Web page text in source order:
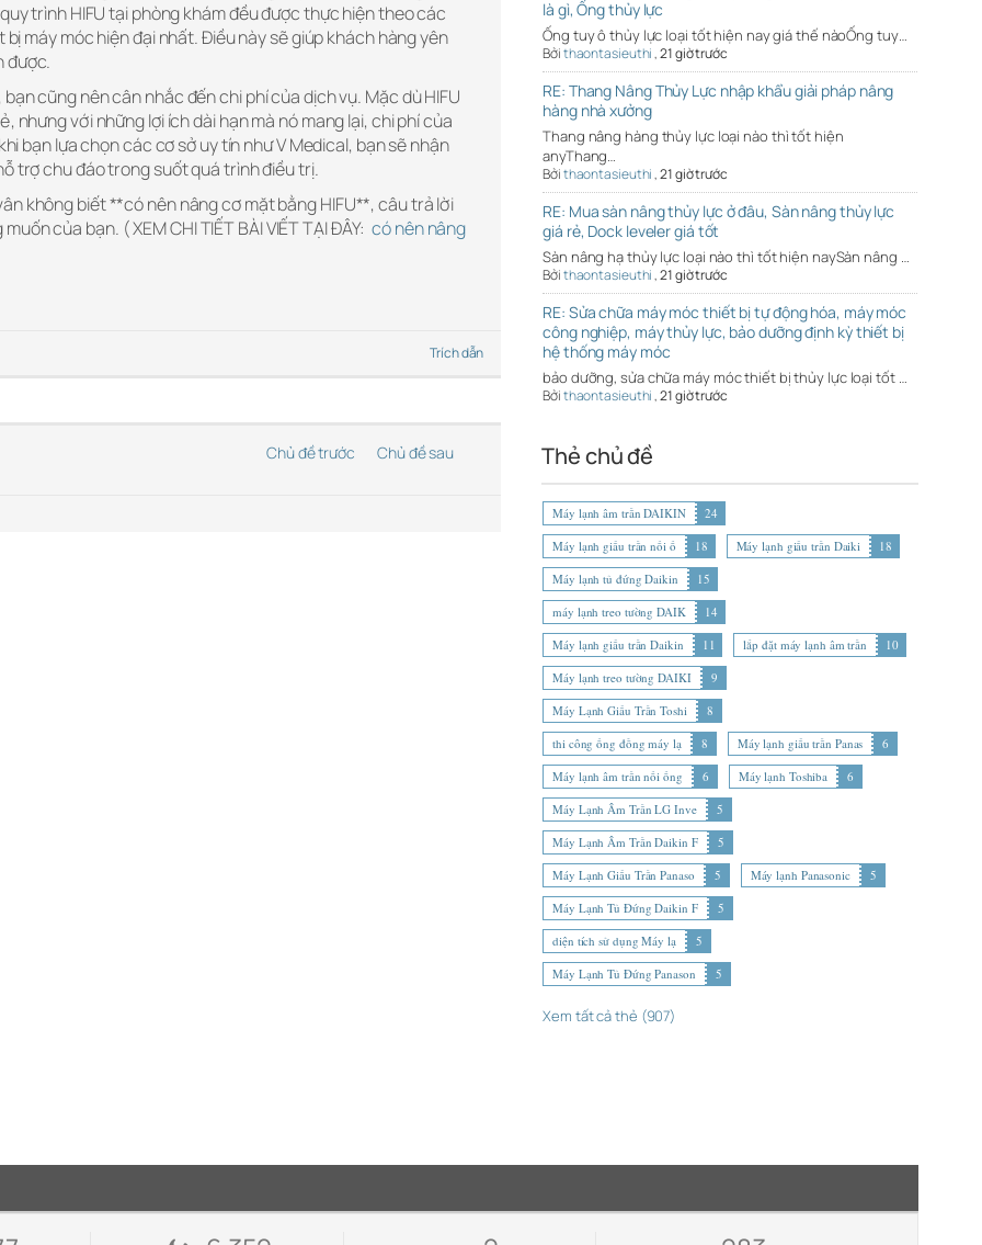
trình HIFU tại phòng khám đều được thực hiện theo các
máy móc hiện đại nhất. Điều này sẽ giúp khách hàng yên
được.
cũng nên cân nhắc đến chi phí của dịch vụ. Mặc dù HIFU
nhưng với những lợi ích dài hạn mà nó mang lại, chi phí của
bạn lựa chọn các cơ sở uy tín như V Medical, bạn sẽ nhận
trợ chu đáo trong suốt quá trình điều trị.
không biết **có nên nâng cơ mặt bằng HIFU**, câu trả lời
của bạn. ( XEM CHI TIẾT BÀI VIẾT TẠI ĐÂY:có nên nâng
Trích dẫn
Chủ đề trước Chủ đề sau
là gì, Ống thủy lực
Ống tuy ô thủy lực loại tốt hiện nay giá thế nàoỐng tuy…
Bởithaontasieuthi,21 giờ trước
RE: Thang Nâng Thủy Lực nhập khẩu giải pháp nâng
hàng nhà xưởng
Thang nâng hàng thủy lực loại nào thì tốt hiện
anyThang…
Bởithaontasieuthi,21 giờ trước
RE: Mua sàn nâng thủy lực ở đâu, Sàn nâng thủy lực
giá rẻ, Dock leveler giá tốt
Sàn nâng hạ thủy lực loại nào thì tốt hiện naySàn nâng …
Bởithaontasieuthi,21 giờ trước
RE: Sửa chữa máy móc thiết bị tự động hóa, máy móc
công nghiệp, máy thủy lực, bảo dưỡng định kỳ thiết bị
hệ thống máy móc
bảo dưỡng, sửa chữa máy móc thiết bị thủy lực loại tốt …
Bởithaontasieuthi,21 giờ trước
Thẻ chủ đề
Máy lạnh âm trần DAIKIN
24
Máy lạnh giấu trần nối ố
18 Máy lạnh giấu trần Daiki
18
Máy lạnh tủ đứng Daikin
15
máy lạnh treo tường DAIK
14
Máy lạnh giấu trần Daikin
11 lắp đặt máy lạnh âm trần
10
Máy lạnh treo tường DAIKI
9
Máy Lạnh Giấu Trần Toshi
8
thi công ống đồng máy lạ
8 Máy lạnh giấu trần Panas
6
Máy lạnh âm trần nối ống
6 Máy lạnh Toshiba
6
Máy Lạnh Âm Trần LG Inve
5
Máy Lạnh Âm Trần Daikin F
5
Máy Lạnh Giấu Trần Panaso
5 Máy lạnh Panasonic
5
Máy Lạnh Tủ Đứng Daikin F
5
diện tích sử dụng Máy lạ
5
Máy Lạnh Tủ Đứng Panason
5
Xem tất cả thẻ (907)